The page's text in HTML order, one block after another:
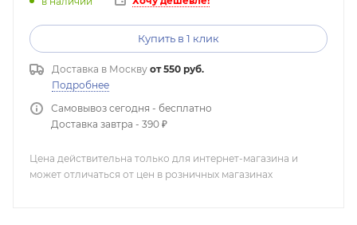
Купить в 1 клик
Доставка в Москву от 550 руб.
Подробнее
Самовывоз сегодня - бесплатно
Доставка завтра - 390 ₽
Цена действительна только для интернет-магазина и
может отличаться от цен в розничных магазинах